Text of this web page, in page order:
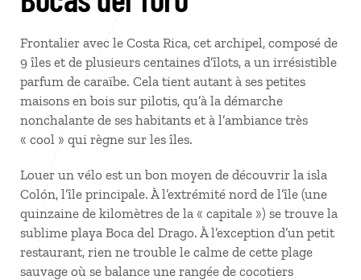
Frontalier avec le Costa Rica, cet archipel, composé de
9 îles et de plusieurs centaines d’îlots, a un irrésistible
parfum de caraïbe. Cela tient autant à ses petites
maisons en bois sur pilotis, qu’à la démarche
nonchalante de ses habitants et à l’ambiance très
« cool » qui règne sur les îles.
Louer un vélo est un bon moyen de découvrir la isla
Colón, l’île principale. À l’extrémité nord de l’île (une
quinzaine de kilomètres de la « capitale ») se trouve la
sublime playa Boca del Drago. À l’exception d’un petit
restaurant, rien ne trouble le calme de cette plage
sauvage où se balance une rangée de cocotiers